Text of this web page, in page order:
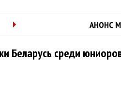
АНОНС
Беларусь среди